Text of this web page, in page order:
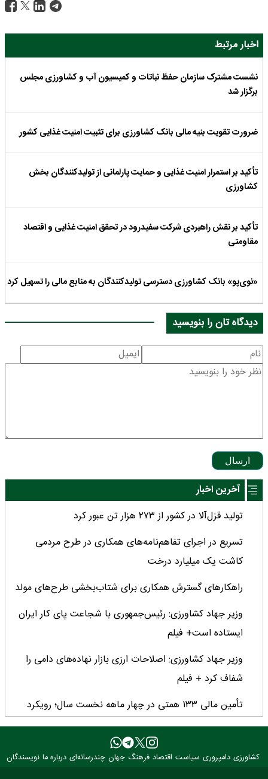
اخبار مرتبط
نشست مشترک سازمان حفظ نباتات و کمیسیون آب و کشاورزی مجلس
برگزار شد
ضرورت تقویت بنیه مالی بانک کشاورزی برای تثبیت امنیت غذایی کشور
تأکید بر استمرار امنیت غذایی و حمایت پارلمانی از تولیدکنندگان بخش
کشاورزی
تأکید بر نقش راهبردی شرکت سفیدرود در تحقق امنیت غذایی و اقتصاد
مقاومتی
«نوی‌پو» بانک کشاورزی دسترسی تولیدکنندگان به منابع مالی را تسهیل کرد
دیدگاه تان را بنویسید
ارسال
آخرین اخبار
تولید قزل‌آلا در کشور از ۲۷۳ هزار تن عبور کرد
تسریع در اجرای تفاهم‌نامه‌های همکاری در طرح مردمی
کاشت یک میلیارد درخت
راهکارهای گسترش همکاری برای شتاب‌بخشی طرح‌های مولد
وزیر جهاد کشاورزی: رئیس‌جمهوری با شجاعت پای کار ایران
ایستاده است+ فیلم
وزیر جهاد کشاورزی: اصلاحات ارزی بازار نهاده‌های دامی را
شفاف کرد + فیلم
تأمین مالی ۱۳۳ همتی در چهار ماهه نخست سال؛ رویکرد
هدفمند بانک کشاورزی برای تضمین امنیت غذایی
فراخوان بین‌المللی فائو برای طراحی پوستر روز جهانی غذاکشاورزی دامپروری سیاست اقتصاد فرهنگ جهان چندرسانه‌ای درباره ما نویسندگان